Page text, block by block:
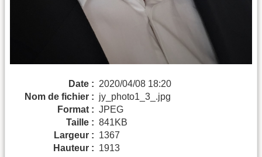
Date : 2020/04/08 18:20
Nom de fichier : jy_photo1_3_.jpg
Format : JPEG
Taille : 841KB
Largeur : 1367
Hauteur : 1913